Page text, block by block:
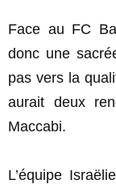
Face au FC
donc une
pas vers la
aurait deux
Maccabi.
L’équipe